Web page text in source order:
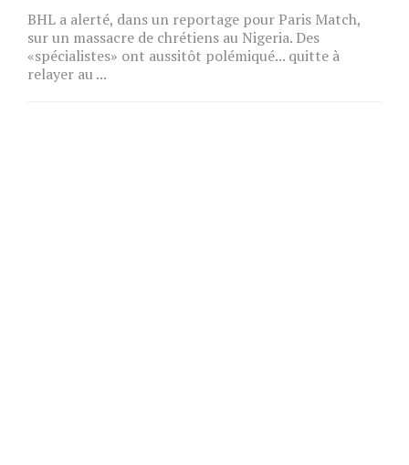
BHL a alerté, dans un reportage pour Paris Match,
sur un massacre de chrétiens au Nigeria. Des
«spécialistes» ont aussitôt polémiqué... quitte à
relayer au ...